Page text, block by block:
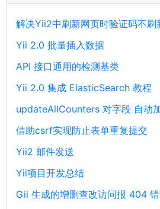
解决Yii2中刷新网页时验证码不刷
Yii 2.0 批量插入数据
API 接口通用的检测基类
Yii 2.0 集成 ElasticSearch 教程
updateAllCounters 对字段 自动
借助csrf实现防止表单重复提交
Yii2 邮件发送
Yii项目开发总结
Gii 生成的增删查改访问报 404